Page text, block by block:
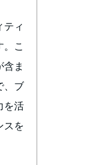
ィ
こ
ま
、ブ
を活
スを